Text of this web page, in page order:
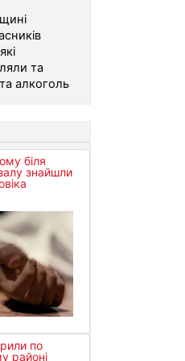
та
алкоголь
біля
знайшли
по
районі